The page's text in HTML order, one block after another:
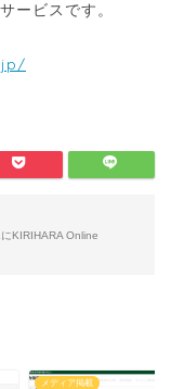
ービスです。
KIRIHARA Online
メディア掲載